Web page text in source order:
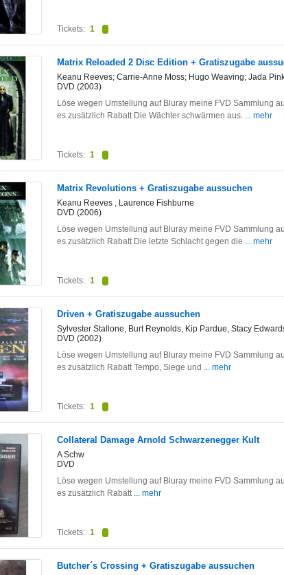
Tickets: 1
Matrix Reloaded 2 Disc Edition + Gratiszugabe
Keanu Reeves; Carrie-Anne Moss; Hugo Weaving; Jada
DVD (2003)
Löse wegen Umstellung auf Bluray meine FVD Sammlung
es zusätzlich Rabatt Die Wächter schwärmen aus. ... mehr
Tickets: 1
Matrix Revolutions + Gratiszugabe aussuchen
Keanu Reeves , Laurence Fishburne
DVD (2006)
Löse wegen Umstellung auf Bluray meine FVD Sammlung
es zusätzlich Rabatt Die letzte Schlacht gegen die ... mehr
Tickets: 1
Driven + Gratiszugabe aussuchen
Sylvester Stallone, Burt Reynolds, Kip Pardue, Stacy
DVD (2002)
Löse wegen Umstellung auf Bluray meine FVD Sammlung
es zusätzlich Rabatt Tempo, Siege und ... mehr
Tickets: 1
Collateral Damage Arnold Schwarzenegger Kult
A Schw
DVD
Löse wegen Umstellung auf Bluray meine FVD Sammlung
es zusätzlich Rabatt... mehr
Tickets: 1
Butcher´s Crossing + Gratiszugabe aussuchen